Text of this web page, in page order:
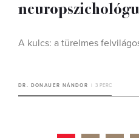
A kulcs: a türelmes
DR. DONAUER NÁNDOR 3 PERC